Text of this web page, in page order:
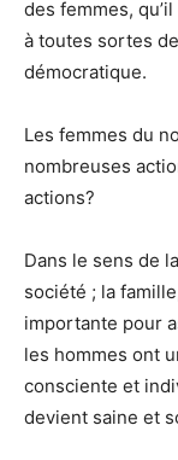
des femmes,
à toutes sortes
démocratique.
Les femmes du
nombreuses
actions?
Dans le sens de
société ; la
importante pour
les hommes ont
consciente et
devient saine et